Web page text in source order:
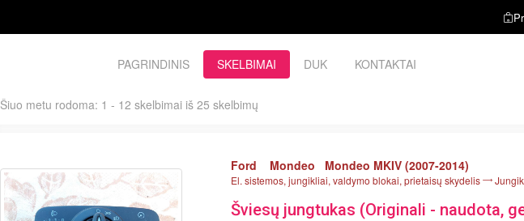
PAGRINDINIS SKELBIMAI DUK KONTAKTAI
Šiuo metu rodoma: 1 - 12 skelbimai iš 25 skelbimų
Ford Mondeo Mondeo MKIV (2007-2014)
El. sistemos, jungikliai, valdymo blokai, prietaisų skydelis
Šviesų jungtukas (Originali - naudota,